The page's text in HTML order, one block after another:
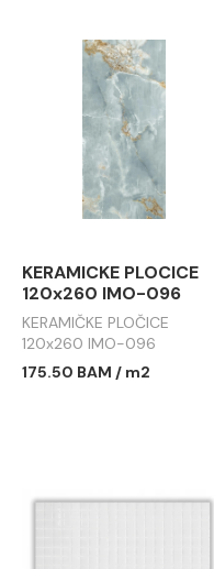
KERAMICKE PLOCICE
120x260 IMO-096
KERAMIČKE PLOČICE
120x260 IMO-096
175.50 BAM / m2